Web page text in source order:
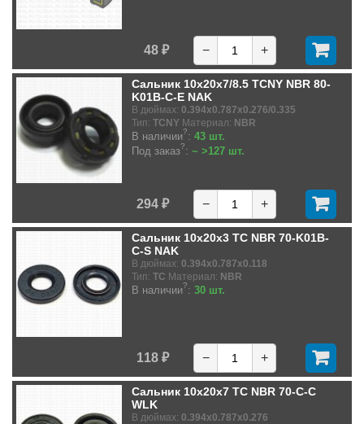
48 ₽ − +
Сальник 10x20x7/8.5 TCNY NBR 80-
K01B-C-E NAK
В дюймах: 0.394x0.787x0.276/0.335
Тип: TCNY Материал: NBR
В наличии?: 43 шт.
Под заказ?: ~ >127 шт.
294 ₽ − +
Сальник 10x20x3 TC NBR 70-K01B-
C-S NAK
В дюймах: 0.394x0.787x0.118
Тип: TC Материал: NBR
В наличии?: 30 шт.
118 ₽ − +
Сальник 10x20x7 TC NBR 70-C-C
WLK
В дюймах: 0.394x0.787x0.276